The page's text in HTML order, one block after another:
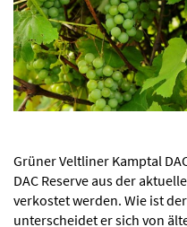
Grüner Veltliner Kamptal
DAC Reserve aus der
verkostet werden. Wie ist
unterscheidet er sich von